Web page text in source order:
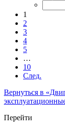
1
2
3
4
5
…
10
След.
Вернуться в
Перейти